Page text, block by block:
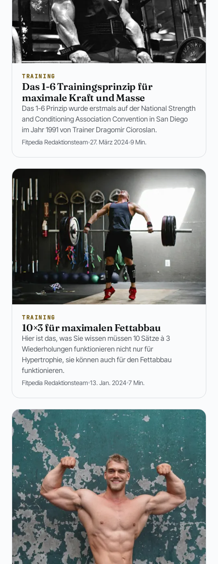
TRAINING
Das 1-6 Trainingsprinzip für
maximale Kraft und Masse
Das 1-6 Prinzip wurde erstmals auf der National Strength
and Conditioning Association Convention in San Diego
im Jahr 1991 von Trainer Dragomir Cioroslan.
Fitpedia Redaktionsteam 27. März 2024 9 Min.
TRAINING
10×3 für maximalen Fettabbau
Hier ist das, was Sie wissen müssen 10 Sätze à 3
Wiederholungen funktionieren nicht nur für
Hypertrophie, sie können auch für den Fettabbau
funktionieren.
Fitpedia Redaktionsteam 13. Jan. 2024 7 Min.